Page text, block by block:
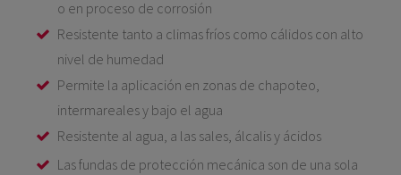
o en proceso de corrosión
Resistente tanto a climas fríos como cálidos con alto
nivel de humedad
Permite la aplicación en zonas de chapoteo,
intermareales y bajo el agua
Resistente al agua, a las sales, álcalis y ácidos
Las fundas de protección mecánica son de una sola